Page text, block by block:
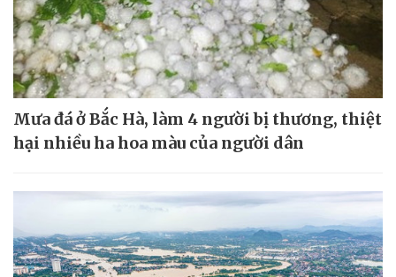
Mưa đá ở Bắc Hà, làm 4 người bị thương, thiệt
hại nhiều ha hoa màu của người dân